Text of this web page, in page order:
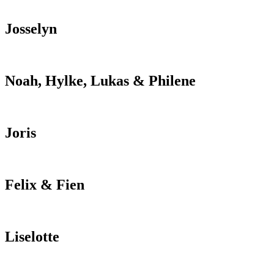
Josselyn
Noah, Hylke, Lukas & Philene
Joris
Felix & Fien
Liselotte